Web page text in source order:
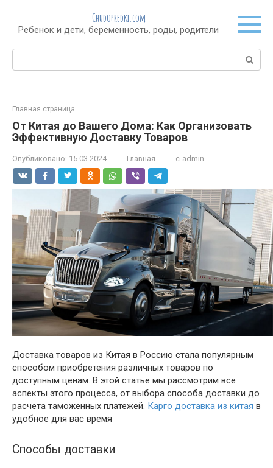
контенту
Chudopredki.com
Ребенок и дети, беременность, роды, родители
Поиск:
Главная страница
От Китая до Вашего Дома: Как Организовать
Эффективную Доставку Товаров
Опубликовано: 15.03.2024 Главная c-admin
Доставка товаров из Китая в Россию стала популярным
способом приобретения различных товаров по
доступным ценам. В этой статье мы рассмотрим все
аспекты этого процесса, от выбора способа доставки до
расчета таможенных платежей. Карго доставка из китая в
удобное для вас время
Способы доставки